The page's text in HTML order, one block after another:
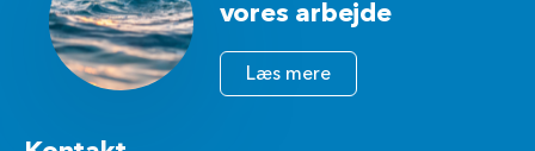
vores arbejde
Læs mere